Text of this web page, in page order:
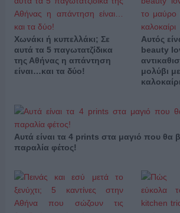
Χωνάκι ή κυπελλάκι; Σε
αυτά τα 5 παγωτατζίδικα
της Αθήνας η απάντηση
είναι…και τα δύο!
Αυτός
beauty
μολύβι
καλοκαίρι
Αυτά είναι τα 4 prints στα μαγιό που θα
παραλία φέτος!